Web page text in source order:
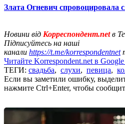
Злата Огневич спровоцировала
Новини від Корреспондент.netв
Підписуйтесь на наші
канали https://t.me/korrespondentnet
Читайте Korrespondent.net в
ТЕГИ: свадьба, слухи, певица,
Если вы заметили ошибку,
нажмите Ctrl+Enter, чтобы